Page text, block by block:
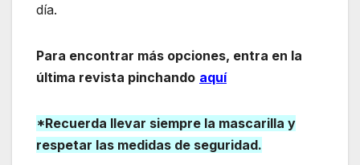
día.
Para encontrar más opciones, entra en la
última revista pinchando aquí
*Recuerda llevar siempre la mascarilla y
respetar las medidas de seguridad.